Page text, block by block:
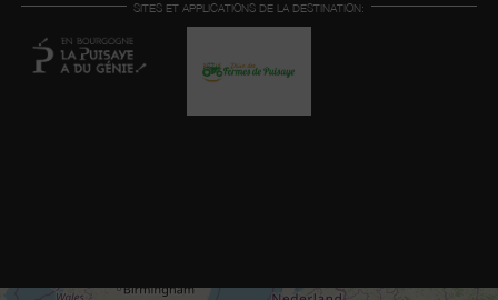
SITES ET APPLICATIONS DE LA DESTINATION: